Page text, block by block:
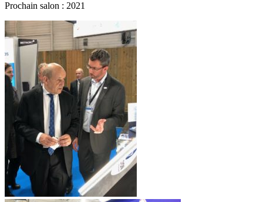
Prochain salon : 2021